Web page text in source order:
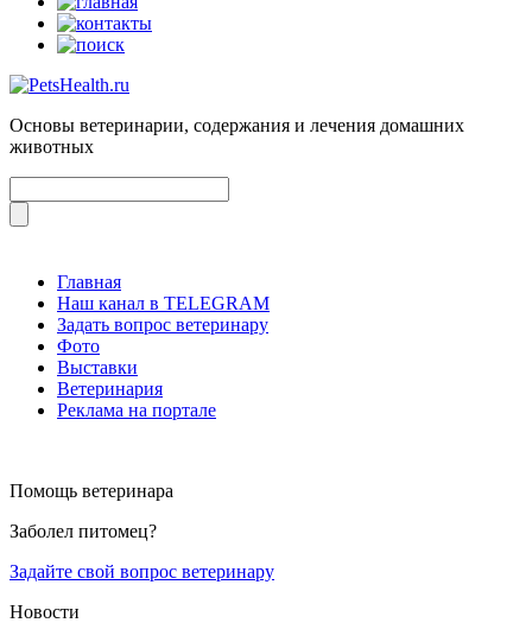
Основы ветеринарии, содержания и лечения домашних
животных
Главная
Наш канал в TELEGRAM
Задать вопрос ветеринару
Фото
Выставки
Ветеринария
Реклама на портале
Помощь ветеринара
Заболел питомец?
Задайте свой вопрос ветеринару
Новости